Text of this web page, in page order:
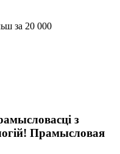
за 20 000
з
Прамысловая